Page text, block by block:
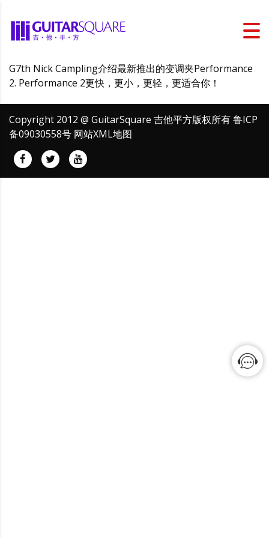
G7th Nick Campling介绍最新推出的变调夹Performance
2. Performance 2更快，更小，更轻，更适合你！
Copyright 2012 @ GuitarSquare 吉他平方版权所有鲁ICP
备09030558号 网站XML地图